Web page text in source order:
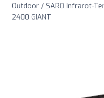
Outdoor / SARO Infrarot-
2400 GIANT